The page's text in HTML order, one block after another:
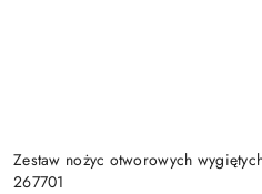
Zestaw nożyc otworowych
267701